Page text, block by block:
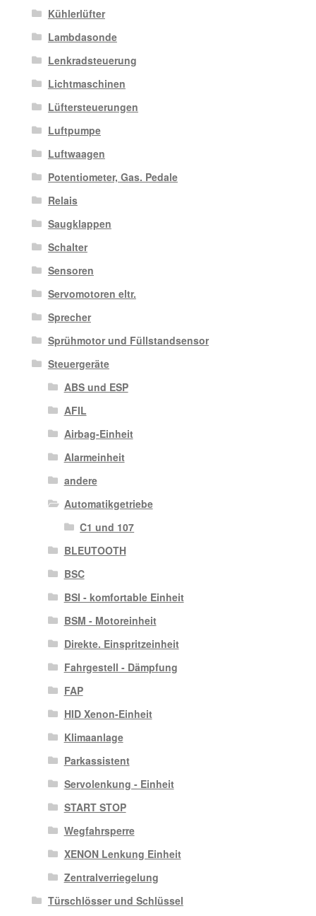
Kühlerlüfter
Lambdasonde
Lenkradsteuerung
Lichtmaschinen
Lüftersteuerungen
Luftpumpe
Luftwaagen
Potentiometer, Gas. Pedale
Relais
Saugklappen
Schalter
Sensoren
Servomotoren eltr.
Sprecher
Sprühmotor und Füllstandsensor
Steuergeräte
ABS und ESP
AFIL
Airbag-Einheit
Alarmeinheit
andere
Automatikgetriebe
C1 und 107
BLEUTOOTH
BSC
BSI - komfortable Einheit
BSM - Motoreinheit
Direkte. Einspritzeinheit
Fahrgestell - Dämpfung
FAP
HID Xenon-Einheit
Klimaanlage
Parkassistent
Servolenkung - Einheit
START STOP
Wegfahrsperre
XENON Lenkung Einheit
Zentralverriegelung
Türschlösser und Schlüssel